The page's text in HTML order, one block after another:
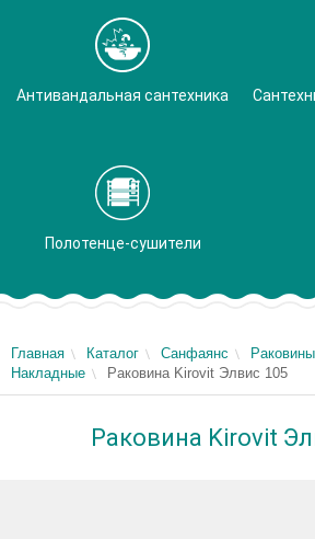
Антивандальная сантехника
Полотенце-сушители
Главная Каталог Санфаянс
Накладные
Раковина Kirovit Элвис 105
Раковина Kirovit